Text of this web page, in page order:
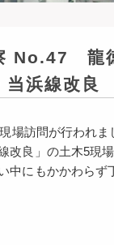
No.47 龍
当浜線改良
場訪問が行われ
改良」の土木5現
中にもかかわらず